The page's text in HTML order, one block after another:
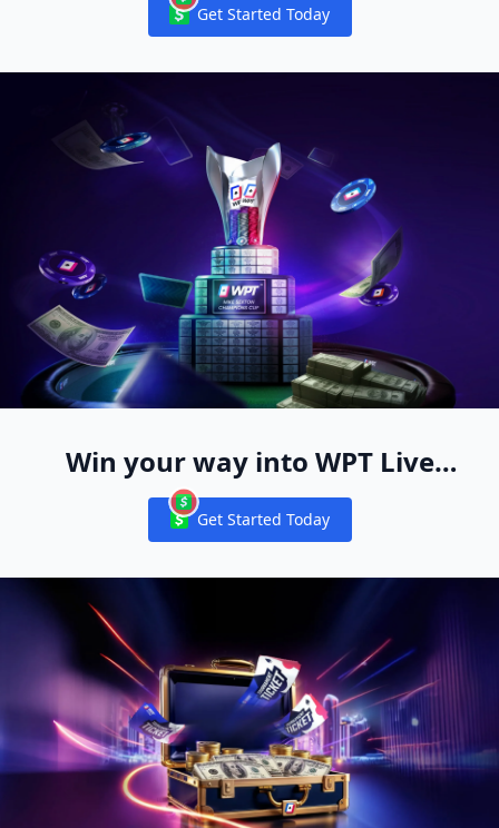
Players
Notifications
Get Started Today
Win your way into WPT Live
Events Worldwide
Notifications
Get Started Today